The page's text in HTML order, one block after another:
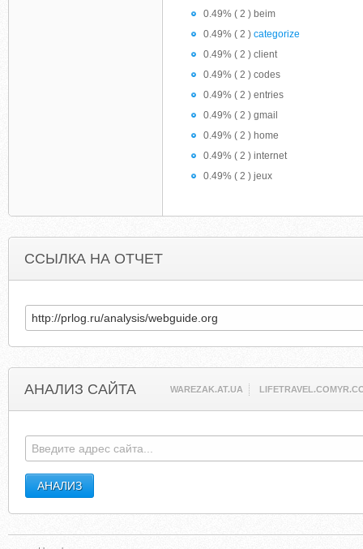
0.49% ( 2 ) beim
0.49% ( 2 ) categorize
0.49% ( 2 ) client
0.49% ( 2 ) codes
0.49% ( 2 ) entries
0.49% ( 2 ) gmail
0.49% ( 2 ) home
0.49% ( 2 ) internet
0.49% ( 2 ) jeux
ССЫЛКА НА ОТЧЕТ
АНАЛИЗ САЙТА WAREZAK.AT.UA